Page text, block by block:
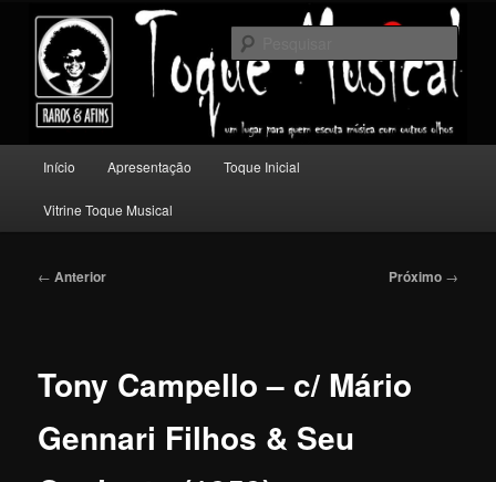
conteúdo
principalToque Musical
Um lugar para quem escuta música com outros olhos.
principal
Início Apresentação Toque Inicial
Vitrine Toque Musical
Navegação
← Anterior Próximo →
Tony Campello – c/ Mário
Gennari Filhos & Seu